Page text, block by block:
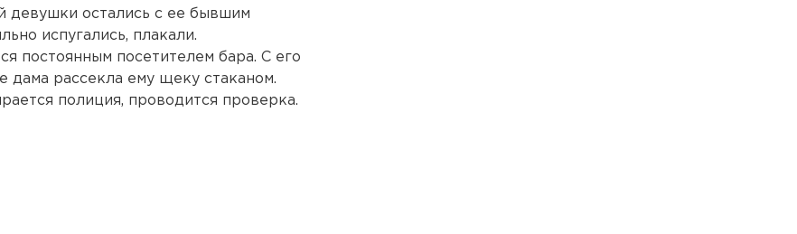
девушки остались с ее бывшим
испугались, плакали.
постоянным посетителем бара. С его
дама рассекла ему щеку стаканом.
полиция, проводится проверка.